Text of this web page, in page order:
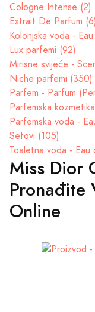
Cologne Intense (2)
Extrait De Parfum (6)
Kolonjska voda -
Lux parfemi (92)
Mirisne svijeće -
Niche parfemi (350)
Parfem - Parfum
Parfemska
Parfemska voda -
Setovi (105)
Toaletna voda -
Miss Dior
Pronađite
Online